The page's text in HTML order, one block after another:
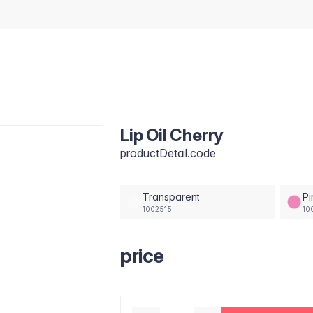
Lip Oil Cherry
productDetail.code
Transparent
1002515
price